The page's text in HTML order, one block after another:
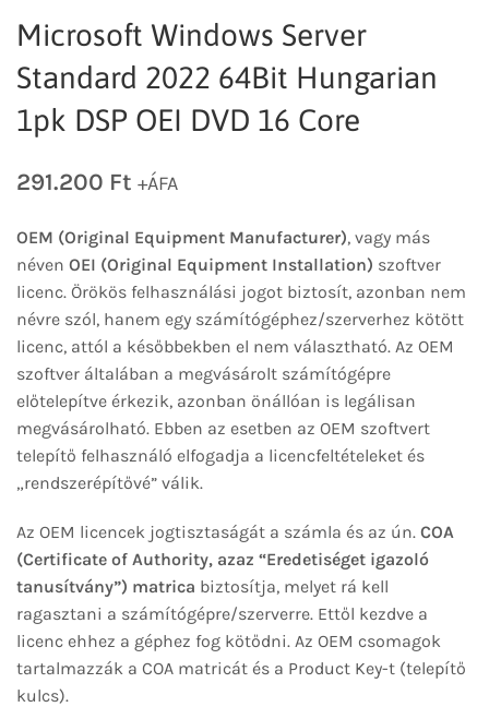
Microsoft Windows Server
Standard 2022 64Bit Hungarian
1pk DSP OEI DVD 16 Core
291.200 Ft +ÁFA
OEM (Original Equipment Manufacturer), vagy más
néven OEI (Original Equipment Installation) szoftver
licenc. Örökös felhasználási jogot biztosít, azonban nem
névre szól, hanem egy számítógéphez/szerverhez kötött
licenc, attól a későbbekben el nem választható. Az OEM
szoftver általában a megvásárolt számítógépre
előtelepítve érkezik, azonban önállóan is legálisan
megvásárolható. Ebben az esetben az OEM szoftvert
telepítő felhasználó elfogadja a licencfeltételeket és
„rendszerépítővé” válik.
Az OEM licencek jogtisztaságát a számla és az ún. COA
(Certificate of Authority, azaz “Eredetiséget igazoló
tanusítvány”) matrica biztosítja, melyet rá kell
ragasztani a számítógépre/szerverre. Ettől kezdve a
licenc ehhez a géphez fog kötődni. Az OEM csomagok
tartalmazzák a COA matricát és a Product Key-t (telepítő
kulcs).